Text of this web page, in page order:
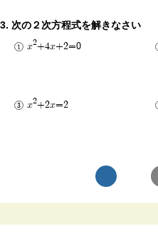
次の２次方程式を解きなさい
x2+4x+2=0
x2+2x=2